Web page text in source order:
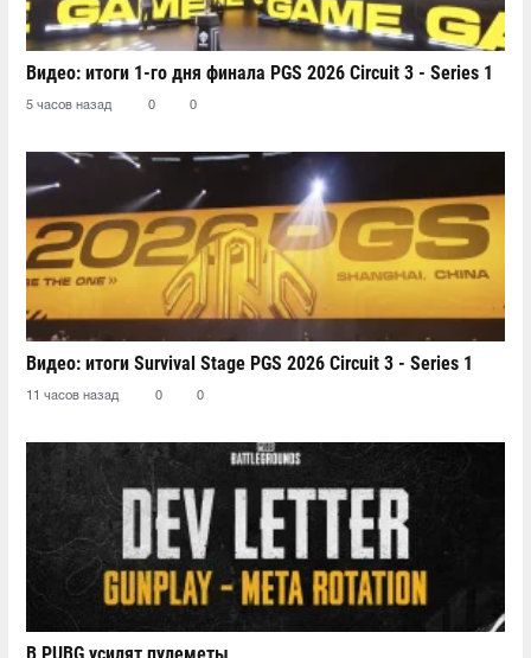
Видео: итоги 1-го дня финала PGS 2026 Circuit 3 - Series 1
5 часов назад 0 0
Видео: итоги Survival Stage PGS 2026 Circuit 3 - Series 1
11 часов назад 0 0
В PUBG усилят пулеметы